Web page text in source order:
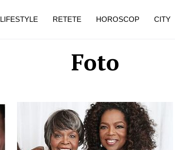
Foto
LIFESTYLE RETETE HOROSCOP CITY
pe măsură ce înaintezi în vârstă